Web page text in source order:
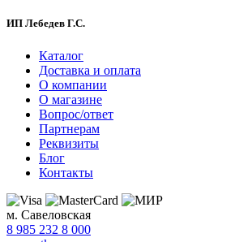
ИП Лебедев Г.С.
Каталог
Доставка и оплата
О компании
О магазине
Вопрос/ответ
Партнерам
Реквизиты
Блог
Контакты
м. Савеловская
8 985 232 8 000